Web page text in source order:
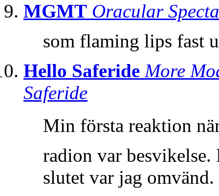
MGMT Oracular
som flaming lips fast
Hello Saferide More
Saferide
Min första reaktion
radion var
slutet var jag